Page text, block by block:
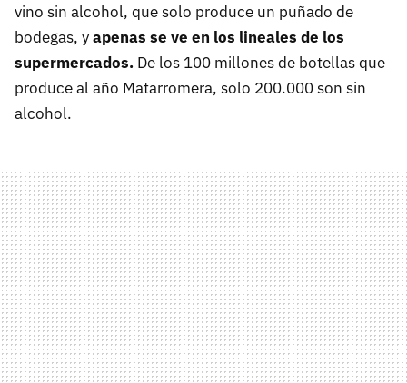
vino sin alcohol, que solo produce un puñado de
bodegas, yapenas se ve en los lineales de los
supermercados. De los 100 millones de botellas que
produce al año Matarromera, solo 200.000 son sin
alcohol.